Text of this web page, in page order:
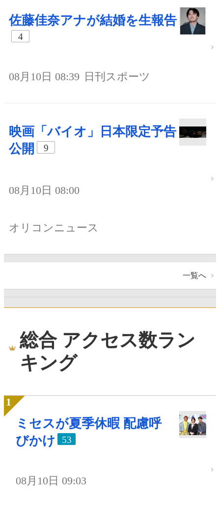
佐藤佳奈アナが結婚を生報告
4
08月10日 08:39 日刊スポーツ
映画「バイオ」日本限定予告
公開
9
08月10日 08:00
オリコンニュース
一覧へ
総合 アクセス数ラン
キング
ミセスが夏季休暇 配慮呼
びかけ
53
08月10日 09:03